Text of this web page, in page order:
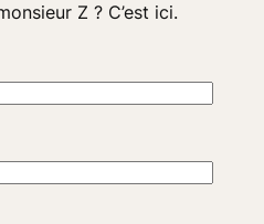
Z ? C’est ici.